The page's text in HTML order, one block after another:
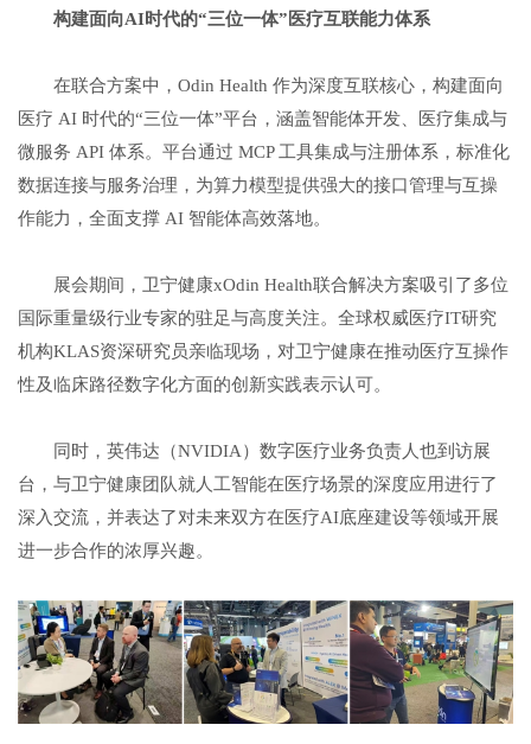
构建面向AI时代的“三位一体”医疗互联能力体系
在联合方案中，Odin Health 作为深度互联核心，构建面向
医疗 AI 时代的“三位一体”平台，涵盖智能体开发、医疗集成与
微服务 API 体系。平台通过 MCP 工具集成与注册体系，标准化
数据连接与服务治理，为算力模型提供强大的接口管理与互操
作能力，全面支撑 AI 智能体高效落地。
展会期间，卫宁健康xOdin Health联合解决方案吸引了多位
国际重量级行业专家的驻足与高度关注。全球权威医疗IT研究
机构KLAS资深研究员亲临现场，对卫宁健康在推动医疗互操作
性及临床路径数字化方面的创新实践表示认可。
同时，英伟达（NVIDIA）数字医疗业务负责人也到访展
台，与卫宁健康团队就人工智能在医疗场景的深度应用进行了
深入交流，并表达了对未来双方在医疗AI底座建设等领域开展
进一步合作的浓厚兴趣。